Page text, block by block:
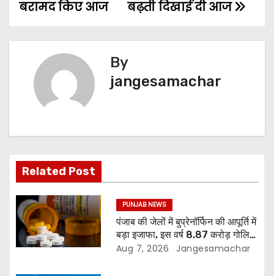
बढ़ती दिखाई दी आज
बरामद किए आज
By
jangesamachar
Related Post
PUNJAB NEWS
पंजाब की जेलों में बुप्रेनॉर्फिन की आपूर्ति में
बड़ा इजाफा, इस वर्ष 8.87 करोड़ गोलियां
जारी: रिपोर्ट
Aug 7, 2026 Jangesamachar